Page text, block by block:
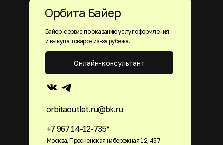
Байер-сервис по оказанию услуг оформления
и выкупа товаров из-за рубежа.
+7 967 14-12-735*
Москва, Пресненская набережная 12, 457
orbitaoutlet.ru@bk.ru
Онлайн-консультант
Орбита Байер